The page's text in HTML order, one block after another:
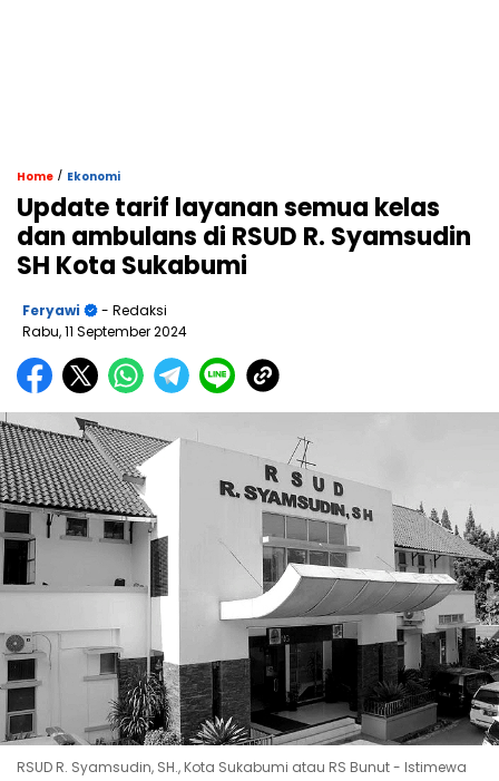
Home / Ekonomi
Update tarif layanan semua kelas
dan ambulans di RSUD R. Syamsudin
SH Kota Sukabumi
Feryawi
- Redaksi
Rabu, 11 September 2024
RSUD R. Syamsudin, SH., Kota Sukabumi atau RS Bunut - Istimewa